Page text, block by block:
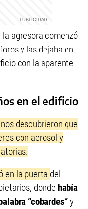
agresora comenzó
y las dejaba en
con la aparente
en el edificio
descubrieron que
con aerosol y
en la puerta del
donde había
“cobardes”y